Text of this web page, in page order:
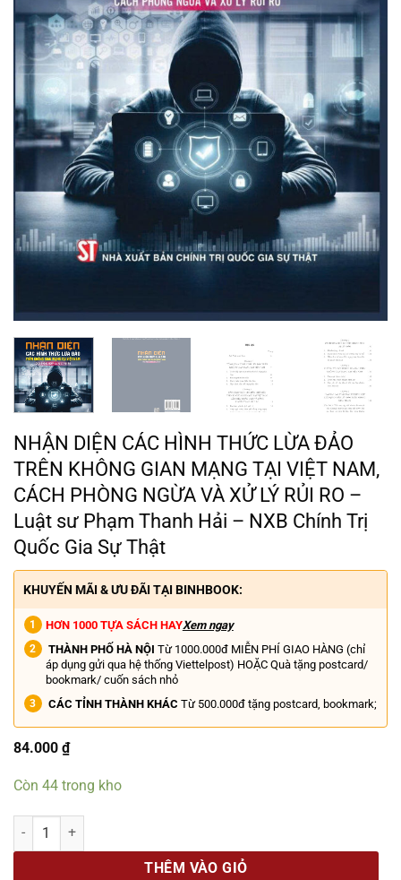
NHẬN DIỆN CÁC HÌNH THỨC LỪA ĐẢO
TRÊN KHÔNG GIAN MẠNG TẠI VIỆT NAM,
CÁCH PHÒNG NGỪA VÀ XỬ LÝ RỦI RO –
Luật sư Phạm Thanh Hải – NXB Chính Trị
Quốc Gia Sự Thật
KHUYẾN MÃI & ƯU ĐÃI TẠI BINHBOOK:
HƠN 1000 TỰA SÁCH HAYXem ngay
THÀNH PHỐ HÀ NỘI Từ 1000.000đ MIỄN PHÍ GIAO HÀNG (chỉ
áp dụng gửi qua hệ thống Viettelpost) HOẶC Quà tặng postcard/
bookmark/ cuốn sách nhỏ
CÁC TỈNH THÀNH KHÁC Từ 500.000đ tặng postcard, bookmark;
84.000 ₫
Còn 44 trong kho
NHẬN DIỆN CÁC HÌNH THỨC LỪA ĐẢO TRÊN KHÔNG GIAN
THÊM VÀO GIỎ